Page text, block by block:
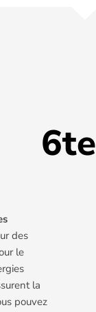
des
le
la
pouvez
6te